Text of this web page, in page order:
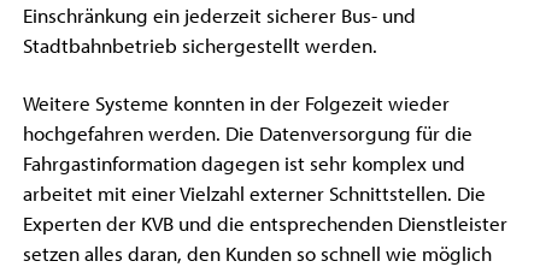
Einschränkung ein jederzeit sicherer Bus- und
Stadtbahnbetrieb sichergestellt werden.
Weitere Systeme konnten in der Folgezeit wieder
hochgefahren werden. Die Datenversorgung für die
Fahrgastinformation dagegen ist sehr komplex und
arbeitet mit einer Vielzahl externer Schnittstellen. Die
Experten der KVB und die entsprechenden Dienstleister
setzen alles daran, den Kunden so schnell wie möglich